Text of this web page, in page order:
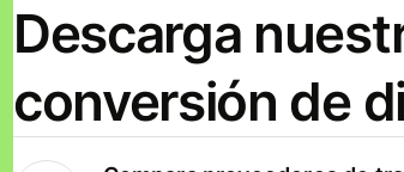
Descarga
conversión de